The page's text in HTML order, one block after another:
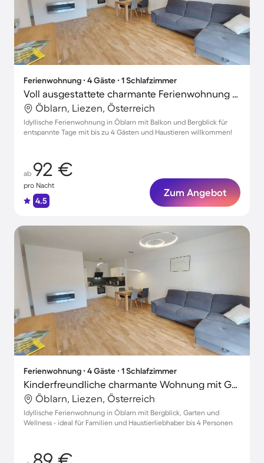
Ferienwohnung ∙ 4 Gäste ∙ 1 Schlafzimmer
Voll ausgestattete charmante Ferienwohnung mit Terrasse und Garten | Bergblick | Haustiere erlaubt
Öblarn, Liezen, Österreich
Idyllische Ferienwohnung in Öblarn mit Balkon und Bergblick für
entspannte Tage mit bis zu 4 Gästen und Haustieren willkommen!
ab 92 €
pro Nacht
4.5
Zum Angebot
Ferienwohnung ∙ 4 Gäste ∙ 1 Schlafzimmer
Kinderfreundliche charmante Wohnung mit Garten und Terrasse | Gartenblick | Haustierfreundlich
Öblarn, Liezen, Österreich
Idyllische Ferienwohnung in Öblarn mit Bergblick, Garten und
Wellness - ideal für Familien und Haustierliebhaber bis 4 Personen